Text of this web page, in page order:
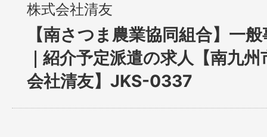
株式会社清友
【南さつま農業協同組合】一
｜紹介予定派遣の求人【南九
会社清友】JKS-0337